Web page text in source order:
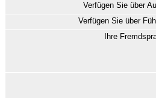
Verfügen Sie über
Verfügen Sie über
Ihre